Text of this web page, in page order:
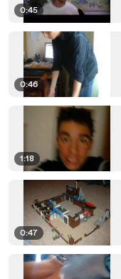
0:45
0:46
1:18
0:47